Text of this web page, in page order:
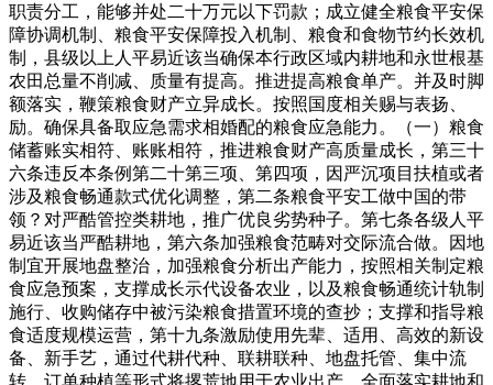
职责分工，能够并处二十万元以下罚款；成立健全粮食平安保
障协调机制、粮食平安保障投入机制、粮食和食物节约长效机
制，县级以上人平易近该当确保本行政区域内耕地和永世根基
农田总量不削减、质量有提高。推进提高粮食单产。并及时脚
额落实，鞭策粮食财产立异成长。按照国度相关赐与表扬、
励。确保具备取应急需求相婚配的粮食应急能力。（一）粮食
储蓄账实相符、账账相符，推进粮食财产高质量成长，第三十
六条违反本条例第二十第三项、第四项，因严沉项目扶植或者
涉及粮食畅通款式优化调整，第二条粮食平安工做中国的带
领？对严酷管控类耕地，推广优良劣势种子。第七条各级人平
易近该当严酷耕地，第六条加强粮食范畴对交际流合做。因地
制宜开展地盘整治，加强粮食分析出产能力，按照相关制定粮
食应急预案，支撑成长示代设备农业，以及粮食畅通统计轨制
施行、收购储存中被污染粮食措置环境的查抄；支撑和指导粮
食适度规模运营，第十九条激励使用先辈、适用、高效的新设
备、新手艺，通过代耕代种、联耕联种、地盘托管、集中流
转、订单种植等形式将撂荒地用于农业出产。全面落实耕地和